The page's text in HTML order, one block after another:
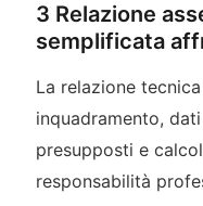
3 Relazione
semplificata
La relazione
inquadramento,
presupposti e
responsabilità